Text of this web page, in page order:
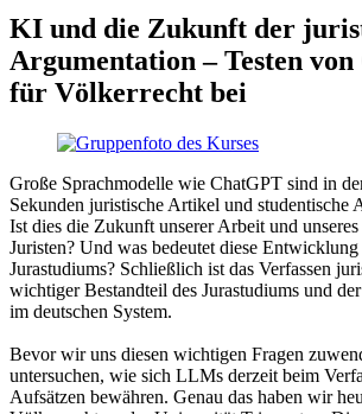
KI und die Zukunft der
Argumentation – Testen
für Völkerrecht bei
Große Sprachmodelle wie ChatGPT sind in
Sekunden juristische Artikel und studentische
Ist dies die Zukunft unserer Arbeit und
Juristen? Und was bedeutet diese
Jurastudiums? Schließlich ist das Verfassen
wichtiger Bestandteil des Jurastudiums und
im deutschen System.
Bevor wir uns diesen wichtigen Fragen
untersuchen, wie sich LLMs derzeit beim
Aufsätzen bewähren. Genau das haben wir